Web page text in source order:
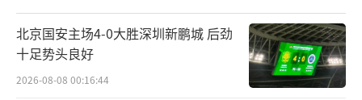
北京国安主场4-0大胜深圳新鹏城 后劲
十足势头良好
2026-08-08 00:16:44